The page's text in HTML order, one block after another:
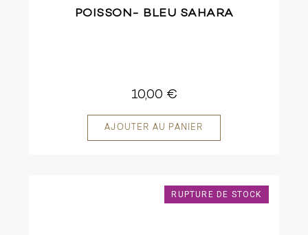
POISSON- BLEU SAHARA
10,00 €
RUPTURE DE STOCK